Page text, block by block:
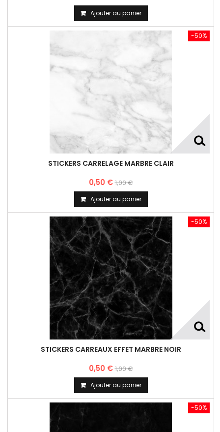
Ajouter au panier
STICKERS CARRELAGE MARBRE CLAIR
0,50 €1,00 €
-50%
Ajouter au panier
STICKERS CARREAUX EFFET MARBRE NOIR
0,50 €1,00 €
-50%
Ajouter au panier
-50%